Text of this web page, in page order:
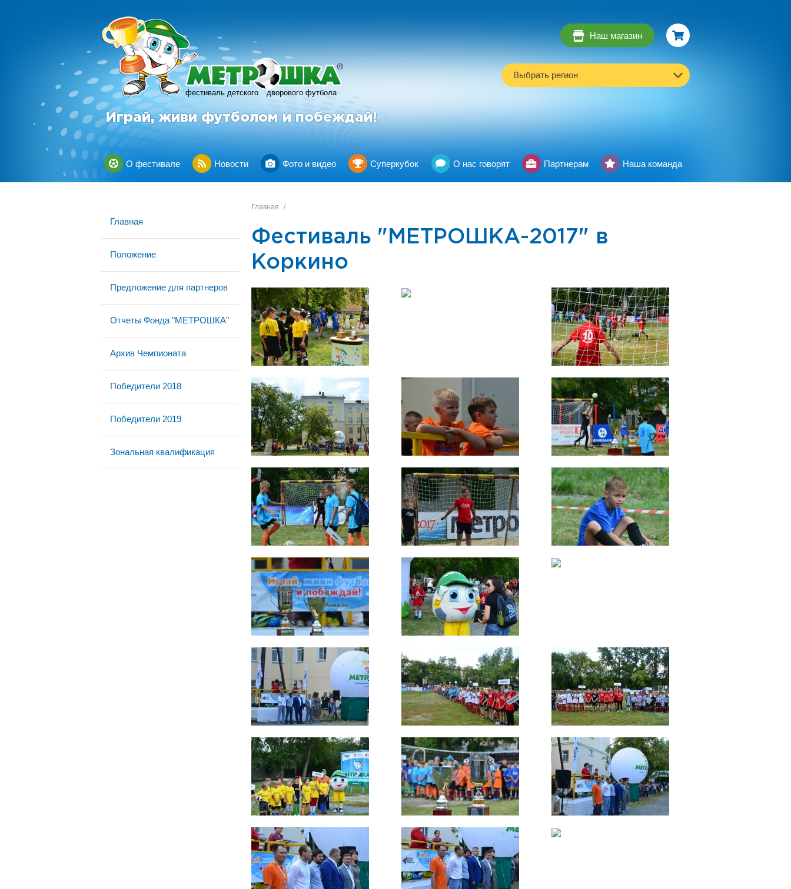
фестиваль детского дворового футбола
R
Играй, живи футболом и побеждай!
Наш магазин
Выбрать регион
О фестивале Новости Фото и видео Суперкубок О нас говорят Партнерам Наша команда
Главная
Положение
Предложение для партнеров
Отчеты Фонда "МЕТРОШКА"
Архив Чемпионата
Победители 2018
Победители 2019
Зональная квалификация
Главная /
Фестиваль "МЕТРОШКА-2017" в
Коркино